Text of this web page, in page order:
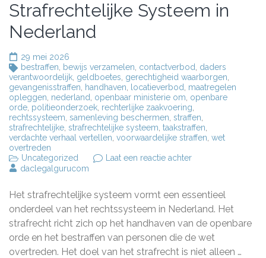
Strafrechtelijke Systeem in
Nederland
29 mei 2026
bestraffen
bewijs verzamelen contactverbod
daders
verantwoordelijk geldboetes gerechtigheid waarborgen
gevangenisstraffen
handhaven locatieverbod
maatregelen
opleggen nederland openbaar ministerie om openbare
orde politieonderzoek rechterlijke zaakvoering
rechtssysteem samenleving beschermen straffen
strafrechtelijke strafrechtelijke systeem taakstraffen
verdachte verhaal vertellen voorwaardelijke straffen wet
overtreden
Uncategorized
Laat een reactie achterop
het
Strafrechtelijke
Systeem
in
Nederland
daclegalgurucom
Het strafrechtelijke systeem vormt een essentieel
onderdeel van het rechtssysteem in Nederland. Het
strafrecht richt zich op het handhaven van de openbare
orde en het bestraffen van personen die de wet
overtreden. Het doel van het strafrecht is niet alleen …